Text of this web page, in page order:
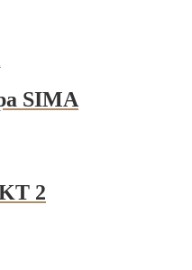
SIMA
2